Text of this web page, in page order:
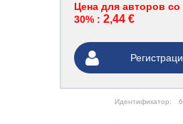
Цена для авторов со
30% : 2,44 €
Идентификатор: